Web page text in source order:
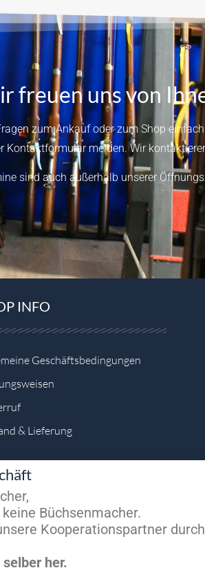
freuen uns von
zum Ankauf oder zum Shop
Kontaktformularmelden.Wir
sind auch außerhalb unserer
INFO
Geschäftsbedingungen
& Lieferung
Büchsenmacher.
Kooperationspartner
her.